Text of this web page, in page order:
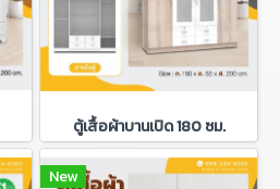
ตู้เสื้อผ้าบานเปิด 180 ซม.
New